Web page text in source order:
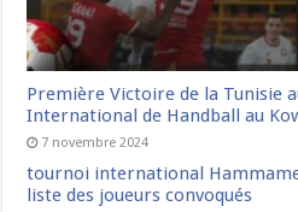
Première Victoire de la Tunisie
International de Handball au
7 novembre 2024
tournoi international
liste des joueurs convoqués